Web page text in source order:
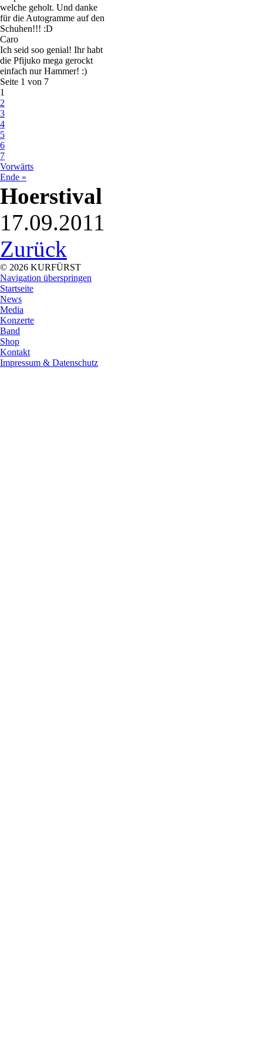
welche geholt. Und danke
für die Autogramme auf den
Schuhen!!! :D
Caro
Ich seid soo genial! Ihr habt
die Pfijuko mega gerockt
einfach nur Hammer! :)
Seite 1 von 7
1
2
3
4
5
6
7
Vorwärts
Ende »
Hoerstival
17.09.2011
Zurück
© 2026 KURFÜRST
Navigation überspringen
Startseite
News
Media
Konzerte
Band
Shop
Kontakt
Impressum & Datenschutz